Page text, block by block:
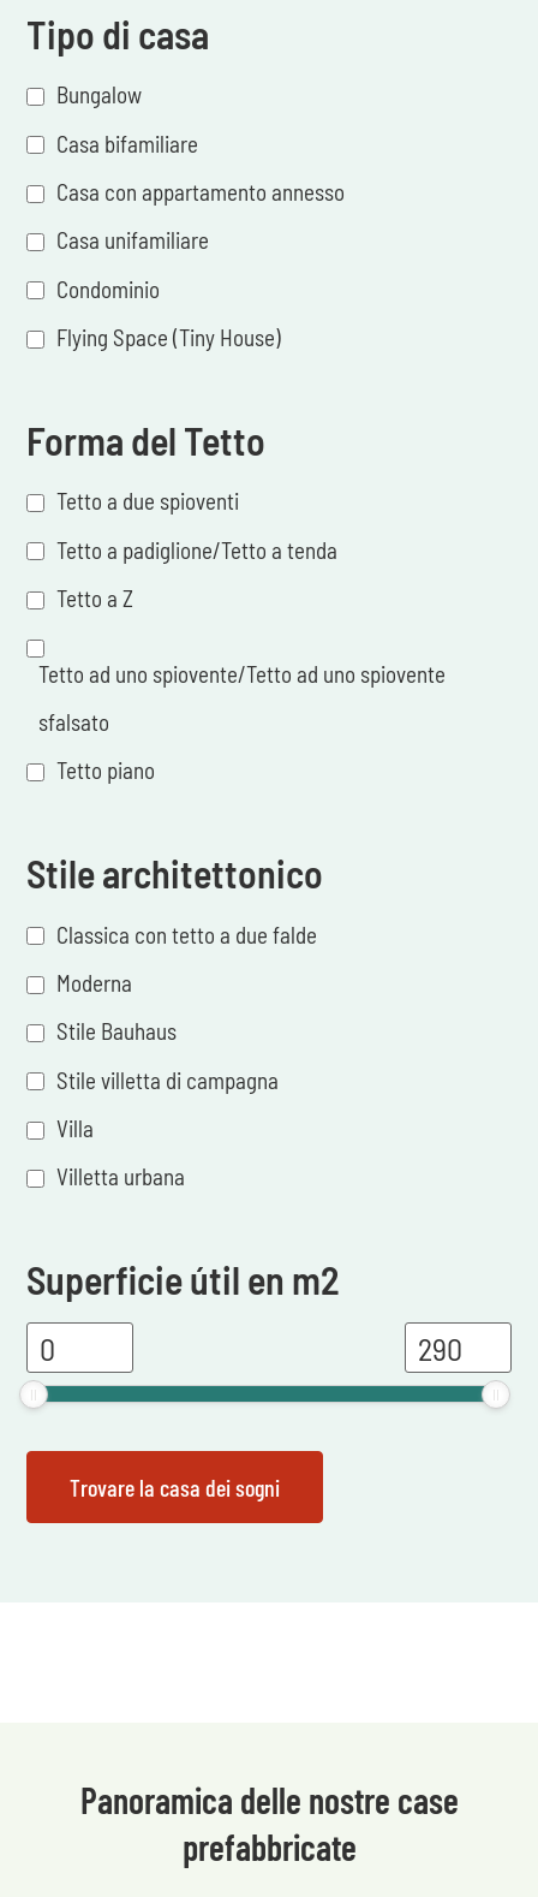
Tipo di casa
Bungalow
Casa bifamiliare
Casa con appartamento annesso
Casa unifamiliare
Condominio
Flying Space (Tiny House)
Forma del Tetto
Tetto a due spioventi
Tetto a padiglione/Tetto a tenda
Tetto a Z
Tetto ad uno spiovente/Tetto ad uno spiovente
sfalsato
Tetto piano
Stile architettonico
Classica con tetto a due falde
Moderna
Stile Bauhaus
Stile villetta di campagna
Villa
Villetta urbana
Superficie útil en m2
Panoramica delle nostre case
prefabbricate